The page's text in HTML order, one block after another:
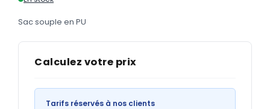
Sac souple en PU
Calculez votre prix
Tarifs réservés à nos clients